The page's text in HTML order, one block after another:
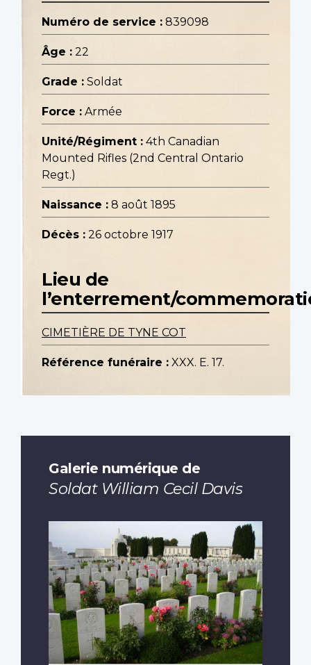
Numéro de service : 839098
Âge : 22
Grade : Soldat
Force : Armée
Unité/Régiment : 4th Canadian
Mounted Rifles (2nd Central Ontario
Regt.)
Naissance : 8 août 1895
Décès : 26 octobre 1917
Lieu de
l’enterrement/
CIMETIÈRE DE TYNE COT
Référence funéraire : XXX. E. 17.
Galerie numérique de
Soldat William Cecil Davis